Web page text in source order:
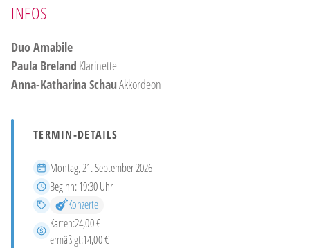
INFOS
Duo Amabile
Paula Breland Klarinette
Anna-Katharina SchauAkkordeon
TERMIN-DETAILS
Datum
Montag, 21. September 2026
Beginn
Beginn:19:30 Uhr
Kategorien
Konzerte
Preis
Karten:24,00 €
ermäßigt:14,00 €